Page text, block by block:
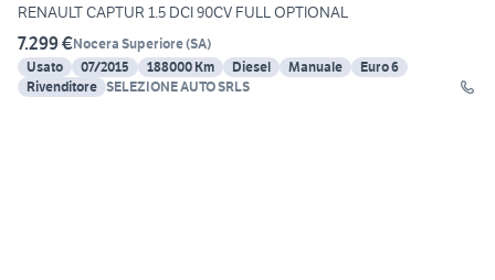
RENAULT CAPTUR 1.5 DCI 90CV FULL OPTIONAL
7.299 €Nocera Superiore(SA)
Usato
07/2015 188000 Km Diesel Manuale
Euro 6
Rivenditore SELEZIONE AUTO SRLS